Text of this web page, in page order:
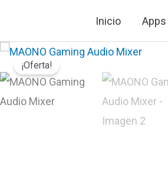
contenido
Inicio Apps
¡Oferta!